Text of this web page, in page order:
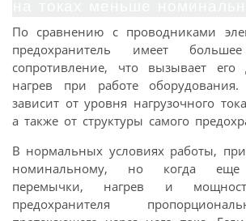
По сравнению с проводниками
предохранитель имеет большее
сопротивление, что вызывает его
нагрев при работе
зависит от уровня нагрузочного
а также от структуры самого
В нормальных условиях работы,
номинальному, но когда
перемычки, нагрев и
предохранителя